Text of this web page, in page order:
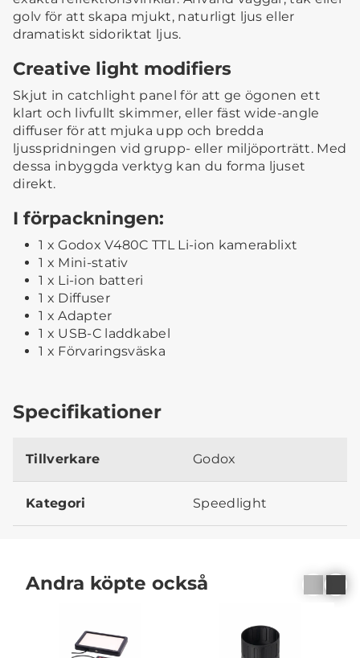
golv för att skapa mjukt, naturligt ljus eller
dramatiskt sidoriktat ljus.
Creative light modifiers
Skjut in catchlight panel för att ge ögonen ett
klart och livfullt skimmer, eller fäst wide-angle
diffuser för att mjuka upp och bredda
ljusspridningen vid grupp- eller miljöporträtt. Med
dessa inbyggda verktyg kan du forma ljuset
direkt.
I förpackningen:
1 x Godox V480C TTL Li-ion kamerablixt
1 x Mini-stativ
1 x Li-ion batteri
1 x Diffuser
1 x Adapter
1 x USB-C laddkabel
1 x Förvaringsväska
Specifikationer
Tillverkare Godox
Kategori Speedlight
Andra köpte också